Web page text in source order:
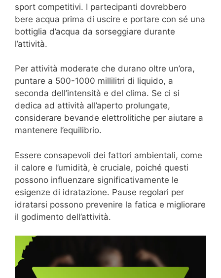
sport competitivi. I partecipanti dovrebbero
bere acqua prima di uscire e portare con sé una
bottiglia d’acqua da sorseggiare durante
l’attività.
Per attività moderate che durano oltre un’ora,
puntare a 500-1000 millilitri di liquido, a
seconda dell’intensità e del clima. Se ci si
dedica ad attività all’aperto prolungate,
considerare bevande elettrolitiche per aiutare a
mantenere l’equilibrio.
Essere consapevoli dei fattori ambientali, come
il calore e l’umidità, è cruciale, poiché questi
possono influenzare significativamente le
esigenze di idratazione. Pause regolari per
idratarsi possono prevenire la fatica e migliorare
il godimento dell’attività.